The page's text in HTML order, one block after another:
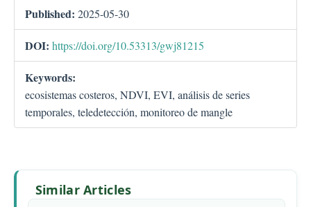
Published: 2025-05-30
DOI: https://doi.org/10.53313/gwj81215
Keywords:
ecosistemas costeros, NDVI, EVI, análisis de series
temporales, teledetección, monitoreo de mangle
Similar Articles